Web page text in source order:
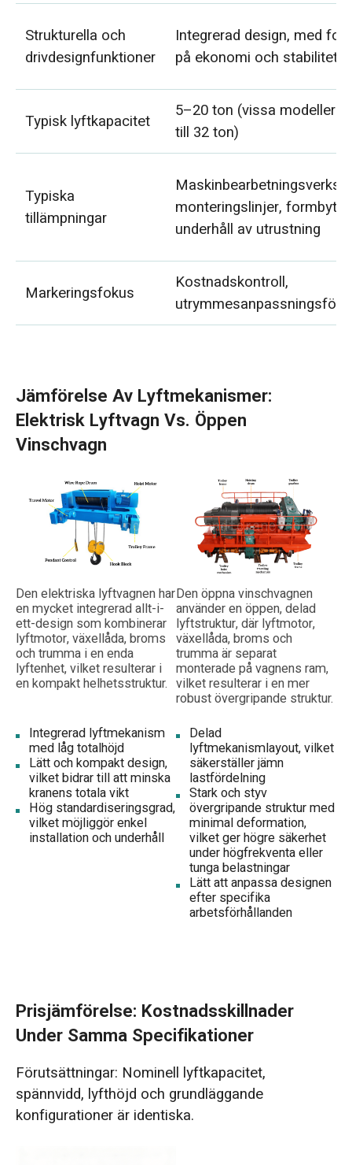
Strukturella och
drivdesignfunktioner
Integrerad design, med
på ekonomi och stabilitet
Typisk lyftkapacitet
5–20 ton (vissa modeller
till 32 ton)
Typiska
tillämpningar
monteringslinjer,
underhåll av utrustning
Markeringsfokus
Kostnadskontroll,
Jämförelse Av Lyftmekanismer:
Elektrisk Lyftvagn Vs. Öppen
Vinschvagn
Den elektriska lyftvagnen har
en mycket integrerad allt-i-
ett-design som kombinerar
lyftmotor, växellåda, broms
och trumma i en enda
lyftenhet, vilket resulterar i
en kompakt helhetsstruktur.
Den öppna vinschvagnen
använder en öppen, delad
lyftstruktur, där lyftmotor,
växellåda, broms och
trumma är separat
monterade på vagnens ram,
vilket resulterar i en mer
robust övergripande struktur.
Integrerad lyftmekanism
med låg totalhöjd
Lätt och kompakt design,
vilket bidrar till att minska
kranens totala vikt
Hög standardiseringsgrad,
vilket möjliggör enkel
installation och underhåll
Delad
lyftmekanismlayout, vilket
säkerställer jämn
lastfördelning
Stark och styv
övergripande struktur med
minimal deformation,
vilket ger högre säkerhet
under högfrekventa eller
tunga belastningar
Lätt att anpassa designen
efter specifika
arbetsförhållanden
Prisjämförelse: Kostnadsskillnader
Under Samma Specifikationer
Förutsättningar: Nominell lyftkapacitet,
spännvidd, lyfthöjd och grundläggande
konfigurationer är identiska.